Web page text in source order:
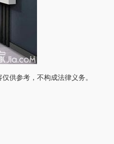
供参考，不构成法律义务。